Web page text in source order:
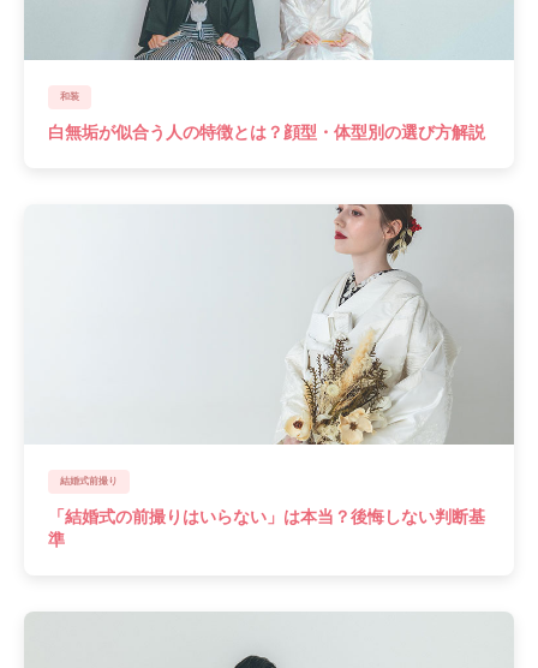
和装
白無垢が似合う人の特徴とは？顔型・体型別の選び方解説
結婚式前撮り
「結婚式の前撮りはいらない」は本当？後悔しない判断基
準